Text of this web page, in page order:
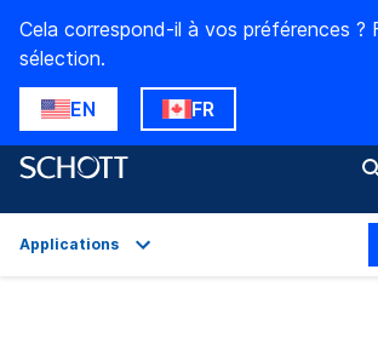
Cela correspond-il à vos préférences ?
sélection.
EN FR
Applications